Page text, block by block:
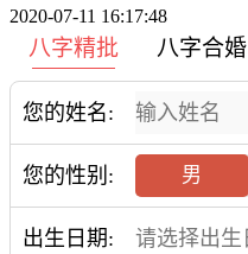
2020-07-11 16:17:48
八字精批 八字合婚
您的姓名:
您的性别: 男
出生日期: